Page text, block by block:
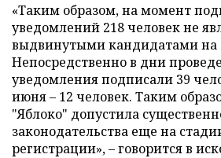
«Таким образом, на момент
уведомлений 218 человек не
выдвинутыми кандидатами на
Непосредственно в дни
уведомления подписали 39
июня – 12 человек. Таким
"Яблоко" допустила
законодательства еще на
регистрации», – говорится в